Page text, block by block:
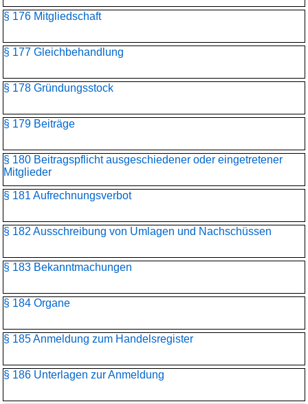
§ 176 Mitgliedschaft
§ 177 Gleichbehandlung
§ 178 Gründungsstock
§ 179 Beiträge
§ 180 Beitragspflicht ausgeschiedener oder eingetretener
Mitglieder
§ 181 Aufrechnungsverbot
§ 182 Ausschreibung von Umlagen und Nachschüssen
§ 183 Bekanntmachungen
§ 184 Organe
§ 185 Anmeldung zum Handelsregister
§ 186 Unterlagen zur Anmeldung